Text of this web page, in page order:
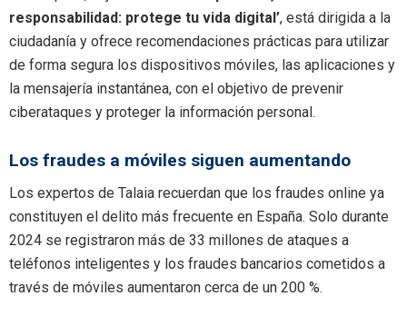
responsabilidad: protege tu vida digital’, está dirigida a la
ciudadanía y ofrece recomendaciones prácticas para utilizar
de forma segura los dispositivos móviles, las aplicaciones y
la mensajería instantánea, con el objetivo de prevenir
ciberataques y proteger la información personal.
Los fraudes a móviles siguen aumentando
Los expertos de Talaia recuerdan que los fraudes online ya
constituyen el delito más frecuente en España. Solo durante
2024 se registraron más de 33 millones de ataques a
teléfonos inteligentes y los fraudes bancarios cometidos a
través de móviles aumentaron cerca de un 200 %.